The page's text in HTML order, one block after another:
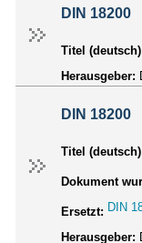
DIN 18200
Titel
Herausgeber:
DIN 18200
Titel
Dokument
Ersetzt: DIN
Herausgeber: